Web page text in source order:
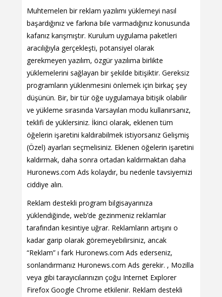
Muhtemelen bir reklam yazılımı yüklemeyi nasıl
başardığınız ve farkına bile varmadığınız konusunda
kafanız karışmıştır. Kurulum uygulama paketleri
aracılığıyla gerçekleşti, potansiyel olarak
gerekmeyen yazılım, özgür yazılıma birlikte
yüklemelerini sağlayan bir şekilde bitişiktir. Gereksiz
programların yüklenmesini önlemek için birkaç şey
düşünün. Bir, bir tür öğe uygulamaya bitişik olabilir
ve yükleme sırasında Varsayılan modu kullanırsanız,
teklifi de yüklersiniz. İkinci olarak, eklenen tüm
öğelerin işaretini kaldırabilmek istiyorsanız Gelişmiş
(Özel) ayarları seçmelisiniz. Eklenen öğelerin işaretini
kaldırmak, daha sonra ortadan kaldırmaktan daha
Huronews.com Ads kolaydır, bu nedenle tavsiyemizi
ciddiye alın.
Reklam destekli program bilgisayarınıza
yüklendiğinde, web’de gezinmeniz reklamlar
tarafından kesintiye uğrar. Reklamların artışını o
kadar garip olarak göremeyebilirsiniz, ancak
“Reklam” ı fark Huronews.com Ads ederseniz,
sonlandırmanız Huronews.com Ads gerekir. , Mozilla
veya gibi tarayıcılarınızın çoğu Internet Explorer
Firefox Google Chrome etkilenir. Reklam destekli